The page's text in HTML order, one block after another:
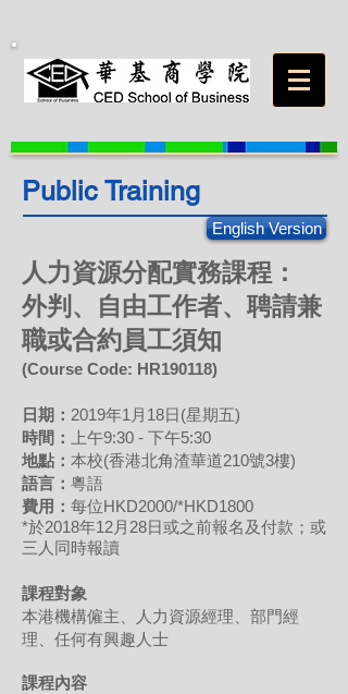
Public Training
English Version
人力資源分配實務課程：
外判、自由工作者、聘請兼
職或合約員工須知
(Course Code: HR190118)
日期： 2019年1月18日(星期五)
時間：
上午9:30 - 下午5:30
地點： 本校(香港北角渣華道210號3樓)
語言： 粵語
費用： 每位HKD2000/*HKD1800
*於2018年12月28日或之前報名及付款；或
三人同時報讀
課程對象
本港機構僱主、人力資源經理、部門經
理、任何有興趣人士
課程內容